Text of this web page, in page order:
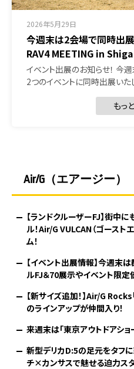
2026年5月29日
今週末は2会場で同時出
RAV4 MEETING in Shiga
イベント出展のお知らせ！
2つのイベントに同時出展い
もっ
Air/G（エアージー）
【ランドクルーザーFJ】街中
ル！Air/G VULCAN（ゴースト
ム！
【イベント出展情報】今週末
ルFJ＆70展示やイベント限定
【新サイズ追加！】Air/G
のラインアップが仲間入り！
来週末は「東京アウトドアシ
新型デリカD:5の足元をタフに
チ×カンサスで魅せる迫力スタ